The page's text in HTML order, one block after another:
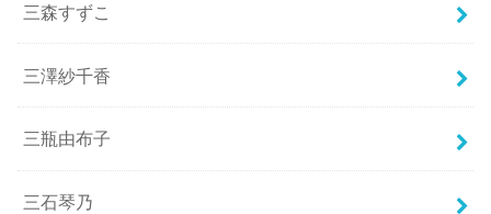
三森すずこ
三澤紗千香
三瓶由布子
三石琴乃